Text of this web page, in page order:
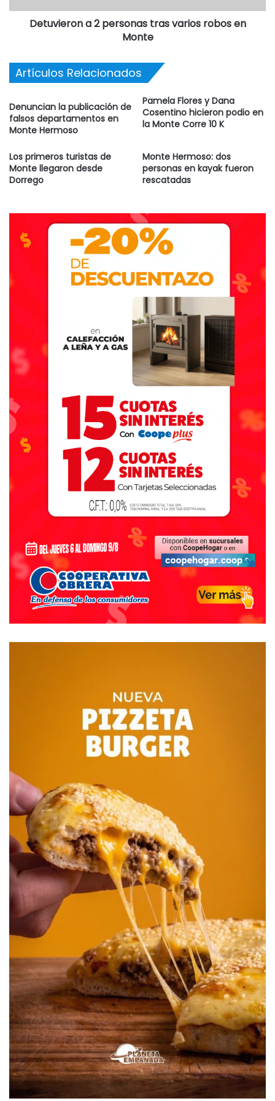
“discontinuado” durante este mes por la gran cantidad de
No obstante, Torre aclaró que a los perros “nunca les faltó
alimento ni agua” y que algunas de las imágenes que
circulan en las redes sociales —no de MAPA, sino subidas
por otros usuarios— “son malintencionadas, porque son
viejas”.
Desde MAPA aseguraron que harán una denuncia penal y
un seguimiento del estado de los animales
Detuvieron a 2 personas tras varios robos en
Monte
Artículos Relacionados
Denuncian la publicación de
falsos departamentos en
Monte Hermoso
Pamela Flores y Dana
Cosentino hicieron podio en
la Monte Corre 10 K
Los primeros turistas de
Monte llegaron desde
Dorrego
Monte Hermoso: dos
personas en kayak fueron
rescatadas